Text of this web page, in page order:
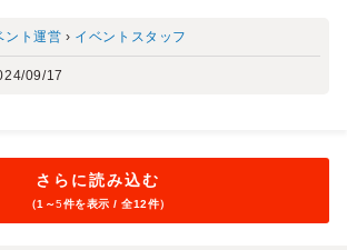
ント運営 › イベントスタッフ
09/17
さらに読み込む
（1～5件を表示 / 全12件）